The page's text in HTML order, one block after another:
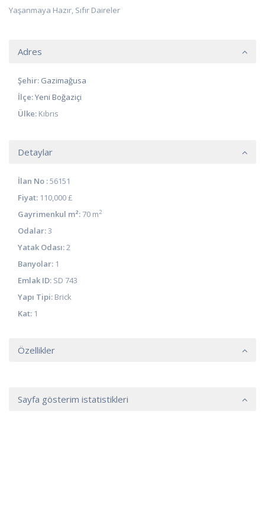
Yaşanmaya Hazır, Sıfır Daireler
Adres
Şehir: Gazimağusa
İlçe:Yeni Boğaziçi
Ülke: Kıbrıs
Detaylar
İlan No :56151
Fiyat: 110,000 £
Gayrimenkul m²: 70 m2
Odalar:3
Yatak Odası:2
Banyolar: 1
Emlak ID: SD 743
Yapı Tipi: Brick
Kat: 1
Özellikler
Sayfa gösterim istatistikleri